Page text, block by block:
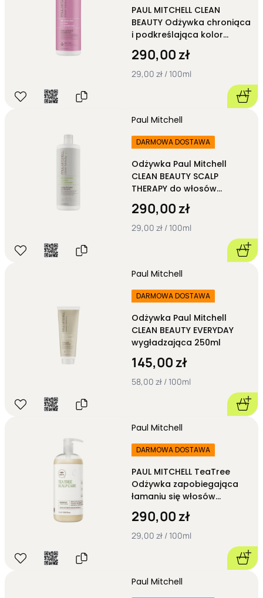
PAUL MITCHELL CLEAN
BEAUTY Odżywka chroniąca
i podkreślająca kolor
COLOR PROTECT
CONDITIONER 1000 ml
290,00 zł
29,00 zł / 100ml
Paul Mitchell
DARMOWA DOSTAWA
Odżywka Paul Mitchell
CLEAN BEAUTY SCALP
THERAPY do włosów
przetłuszczających się
1000ml
290,00 zł
29,00 zł / 100ml
Paul Mitchell
DARMOWA DOSTAWA
Odżywka Paul Mitchell
CLEAN BEAUTY EVERYDAY
wygładzająca 250ml
145,00 zł
58,00 zł / 100ml
Paul Mitchell
DARMOWA DOSTAWA
PAUL MITCHELL TeaTree
Odżywka zapobiegająca
łamaniu się włosów
REGENIPLEX CONDITIONER
1000 ml
290,00 zł
29,00 zł / 100ml
Paul Mitchell